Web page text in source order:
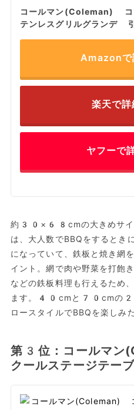
コールマン(Coleman) コ
テンレスグリルグランデ
Amazonで
楽天で詳
ヤフーで
約30×68cmの大きめサイ
は、大人数でBBQをするとき
になっていて、鉄板と焼き網
イント。網で肉や野菜を打飽
などの鉄板料理も行えるため
ます。40cmと70cmの2段
ロースタイルでBBQを楽しみ
第3位：コールマ
クールステージテー